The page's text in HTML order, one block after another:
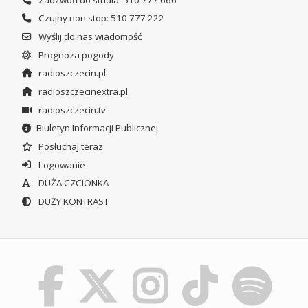
Czujny non stop: 510 777 222
Wyślij do nas wiadomość
Prognoza pogody
radioszczecin.pl
radioszczecinextra.pl
radioszczecin.tv
Biuletyn Informacji Publicznej
Posłuchaj teraz
Logowanie
DUŻA CZCIONKA
DUŻY KONTRAST